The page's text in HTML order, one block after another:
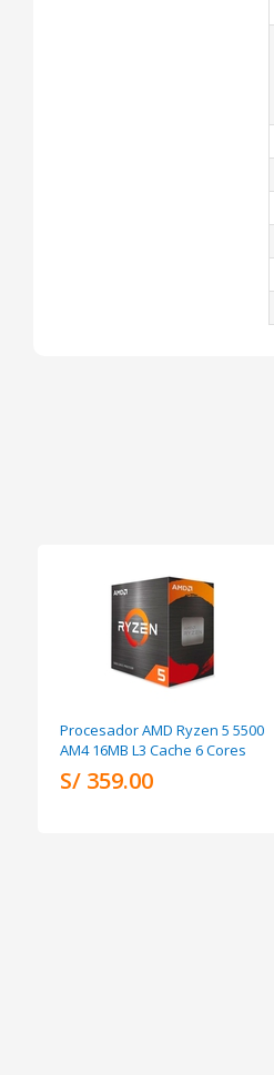
Procesador AMD Ryzen 5 5500
AM4 16MB L3 Cache 6 Cores
S/ 359.00